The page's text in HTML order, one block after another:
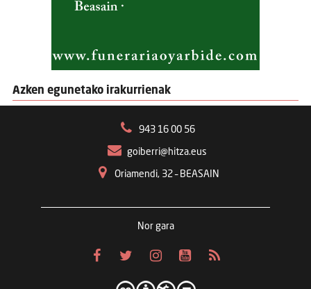
Azken egunetako irakurrienak
943 16 00 56
goiberri@hitza.eus
Oriamendi, 32 – BEASAIN
Nor gara